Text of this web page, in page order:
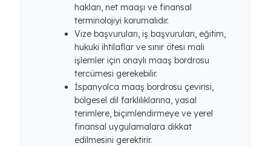
hakları, net maaşı ve finansal
terminolojiyi korumalıdır.
Vize başvuruları, iş başvuruları, eğitim,
hukuki ihtilaflar ve sınır ötesi mali
işlemler için onaylı maaş bordrosu
tercümesi gerekebilir.
İspanyolca maaş bordrosu çevirisi,
bölgesel dil farklılıklarına, yasal
terimlere, biçimlendirmeye ve yerel
finansal uygulamalara dikkat
edilmesini gerektirir.